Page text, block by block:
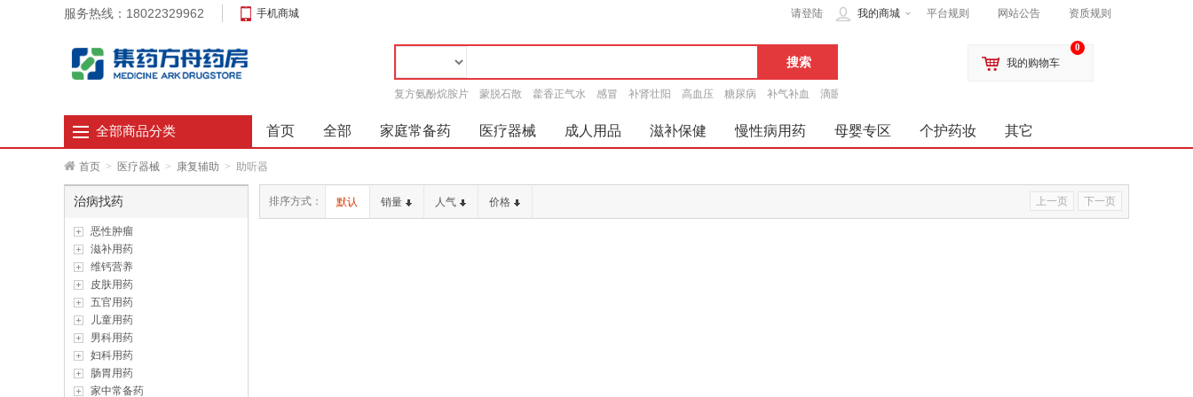
服务热线：18022329962 手机商城 资质规则
网站公告
平台规则
我的商城
请登陆
复方氨酚烷胺片 蒙脱石散 藿香正气水 感冒 补肾壮阳 高血压 糖尿病 补气补血 滴眼液
0
我的购物车
全部商品分类 首页 全部 家庭常备药 医疗器械 成人用品 滋补保健 慢性病用药 母婴专区 个护药妆 其它
首页 > 医疗器械 > 康复辅助 > 助听器
治病找药
恶性肿瘤
滋补用药
维钙营养
皮肤用药
五官用药
儿童用药
男科用药
妇科用药
肠胃用药
家中常备药
上一页 下一页
排序方式： 默认 销量 人气 价格